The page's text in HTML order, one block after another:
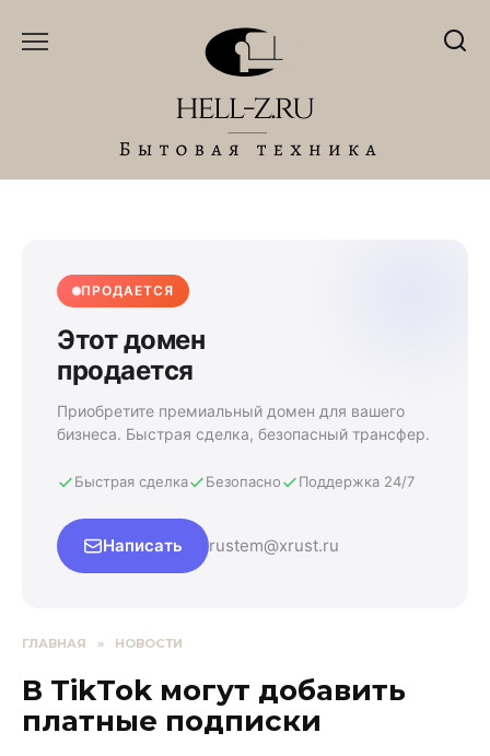
ПРОДАЕТСЯ
Этот домен
продается
Приобретите премиальный домен для вашего
бизнеса. Быстрая сделка, безопасный трансфер.
Быстрая сделка Безопасно Поддержка 24/7
Написать rustem@xrust.ru
ГЛАВНАЯ » НОВОСТИ
В TikTok могут добавить
платные подписки